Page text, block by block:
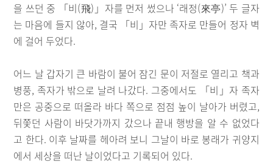
을 쓰던 중 「비(飛)」자를 먼저 썼으나 ‘래정(來亭)’ 두 글자
는 마음에 들지 않아, 결국 「비」자만 족자로 만들어 정자 벽
에 걸어 두었다.
어느 날 갑자기 큰 바람이 불어 잠긴 문이 저절로 열리고 책과
병풍, 족자가 밖으로 날려 나갔다. 그중에서도 「비」자 족자
만은 공중으로 떠올라 바다 쪽으로 점점 높이 날아가 버렸고,
뒤쫓던 사람이 바닷가까지 갔으나 끝내 행방을 알 수 없었다
고 한다. 이후 날짜를 헤아려 보니 그날이 바로 봉래가 귀양지
에서 세상을 떠난 날이었다고 기록되어 있다.